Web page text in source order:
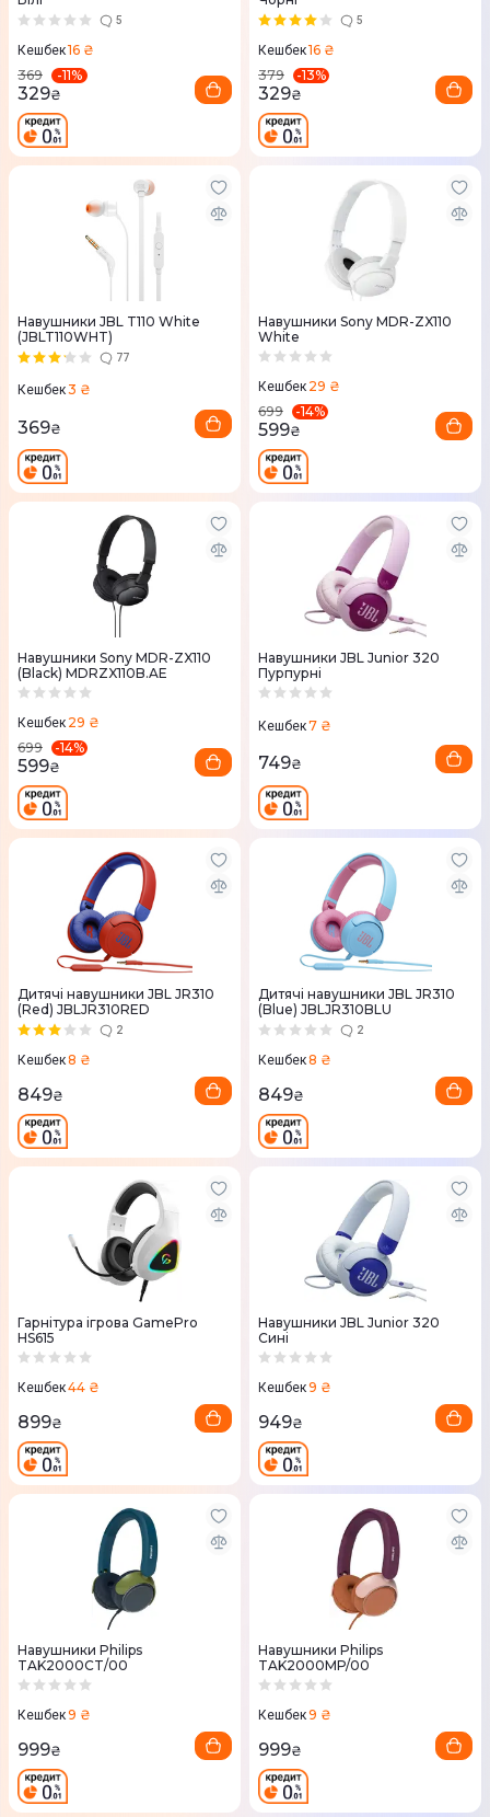
5
Кешбек16 ₴
369
-11%
329₴
5
Кешбек16 ₴
379
-13%
329₴
Навушники JBL T110 White
(JBLT110WHT)
77
Кешбек3 ₴
369₴
Навушники Sony MDR-ZX110
White
Кешбек 29 ₴
699
-14%
599₴
Навушники Sony MDR-ZX110
(Black) MDRZX110B.AE
Кешбек 29 ₴
699
-14%
599₴
Навушники JBL Junior 320
Пурпурні
Кешбек7 ₴
749₴
Дитячі навушники JBL JR310
(Red) JBLJR310RED
2
Кешбек8 ₴
849₴
Дитячі навушники JBL JR310
(Blue) JBLJR310BLU
2
Кешбек8 ₴
849₴
Гарнітура ігрова GamePro
HS615
Кешбек44 ₴
899₴
Навушники JBL Junior 320
Сині
Кешбек9 ₴
949₴
Навушники Philips
TAK2000CT/00
Кешбек9 ₴
999₴
Навушники Philips
TAK2000MP/00
Кешбек9 ₴
999₴